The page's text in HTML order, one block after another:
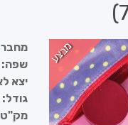
מבצע
שפה:
יצא
גודל: